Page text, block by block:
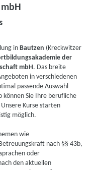
inBautzen (Kreckwitzer
der
mbH. Das breite
in verschiedenen
passende Auswahl
können Sie Ihre berufliche
Kurse starten
möglich.
wie
nach §§ 43b,
oder
den aktuellen